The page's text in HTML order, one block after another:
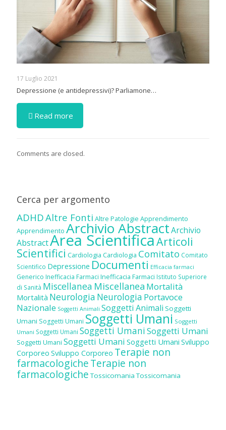
17 Luglio 2021
Depressione (e antidepressivi)? Parliamone…
Read more
Comments are closed.
Cerca per argomento
ADHDAltre Fonti Altre Patologie Apprendimento
Apprendimento Archivio AbstractArchivio
AbstractArea ScientificaArticoli
Scientifici Cardiologia Cardiologia Comitato Comitato
Scientifico Depressione Documenti Efficacia farmaci
Generico Inefficacia Farmaci Inefficacia Farmaci Istituto Superiore
di Sanità Miscellanea Miscellanea Mortalità
Mortalità Neurologia Neurologia Portavoce
Nazionale Soggetti Animali Soggetti Animali Soggetti
Umani Soggetti Umani Soggetti Umani Soggetti
Umani Soggetti Umani Soggetti UmaniSoggetti Umani
Soggetti Umani Soggetti Umani Soggetti Umani Sviluppo
Corporeo Sviluppo Corporeo Terapie non
farmacologicheTerapie non
farmacologiche Tossicomania Tossicomania